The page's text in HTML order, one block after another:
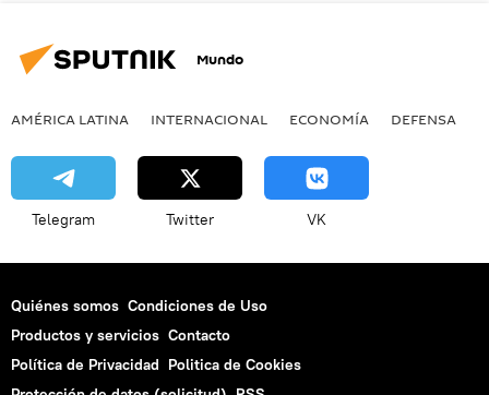
Mundo
AMÉRICA LATINA INTERNACIONAL ECONOMÍA DEFENSA
Telegram Twitter VK
Quiénes somos Condiciones de Uso
Productos y servicios Contacto
Política de Privacidad Politica de Cookies